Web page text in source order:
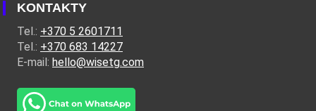
KONTAKTY
Tel.: +370 5 2601711
Tel.: +370 683 14227
E-mail: hello@wisetg.com